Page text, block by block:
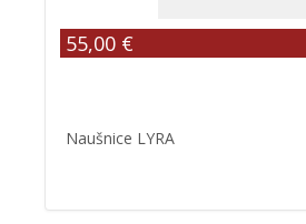
55,00 €
Naušnice LYRA